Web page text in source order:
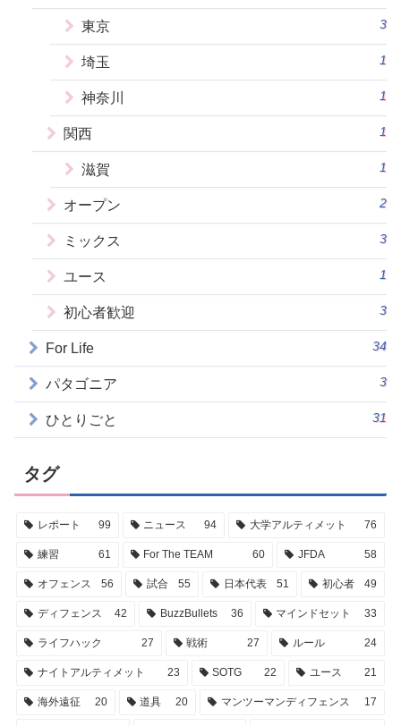
東京 3
埼玉 1
神奈川 1
関西 1
滋賀 1
オープン 2
ミックス 3
ユース 1
初心者歓迎 3
For Life 34
パタゴニア 3
ひとりごと 31
タグ
レポート 99 ニュース 94 大学アルティメット 76
練習 61 For The TEAM 60 JFDA 58
オフェンス 56 試合 55 日本代表 51 初心者 49
ディフェンス 42 BuzzBullets 36 マインドセット 33
ライフハック 27 戦術 27 ルール 24
ナイトアルティメット 23 SOTG 22 ユース 21
海外遠征 20 道具 20 マンツーマンディフェンス 17